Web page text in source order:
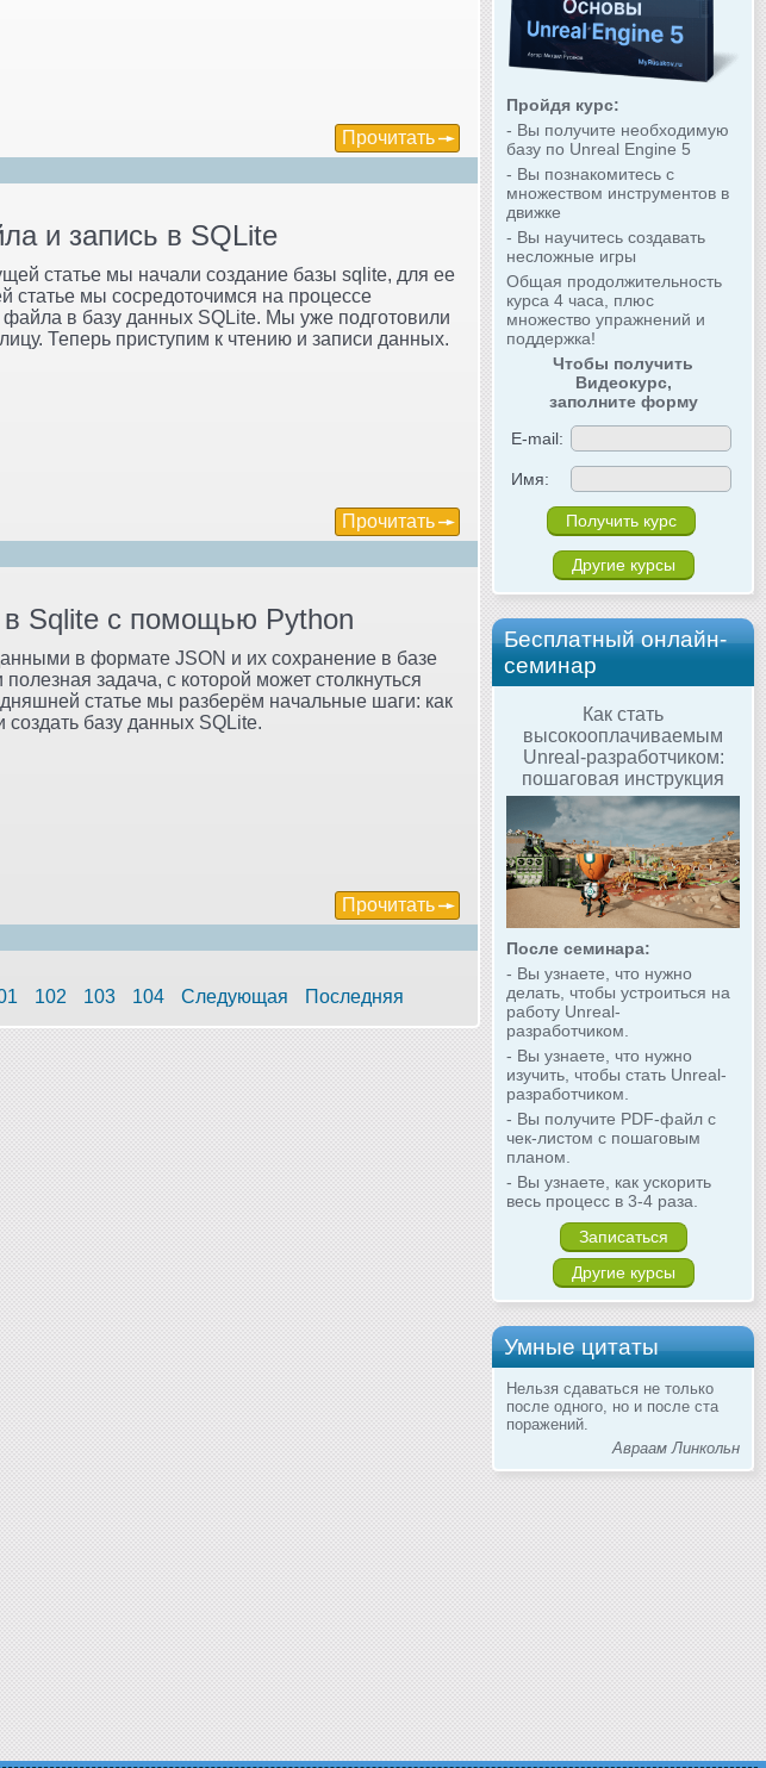
Пройдя курс:
- Вы получите необходимую
базу по Unreal Engine 5
- Вы познакомитесь с
множеством инструментов в
движке
- Вы научитесь создавать
несложные игры
Общая продолжительность
курса 4 часа, плюс
множество упражнений и
поддержка!
Чтобы получить
Видеокурс,
заполните форму
E-mail:
Имя:
Другие курсы
Бесплатный онлайн-
семинар
Как стать
высокооплачиваемым
Unreal-разработчиком:
пошаговая инструкция
После семинара:
- Вы узнаете, что нужно
делать, чтобы устроиться на
работу Unreal-
разработчиком.
- Вы узнаете, что нужно
изучить, чтобы стать Unreal-
разработчиком.
- Вы получите PDF-файл с
чек-листом с пошаговым
планом.
- Вы узнаете, как ускорить
весь процесс в 3-4 раза.
Записаться
Другие курсы
Умные цитаты
Нельзя сдаваться не только
после одного, но и после ста
поражений.
Авраам Линкольн
Прочитать
и запись в SQLite
статье мы начали cоздание базы sqlite, для ее
статье мы сосредоточимся на процессе
в базу данных SQLite. Мы уже подготовили
Теперь приступим к чтению и записи данных.
Прочитать
Sqlite c помощью Python
в формате JSON и их сохранение в базе
задача, с которой может столкнуться
статье мы разберём начальные шаги: как
создать базу данных SQLite.
Прочитать
102 103 104 Следующая Последняя